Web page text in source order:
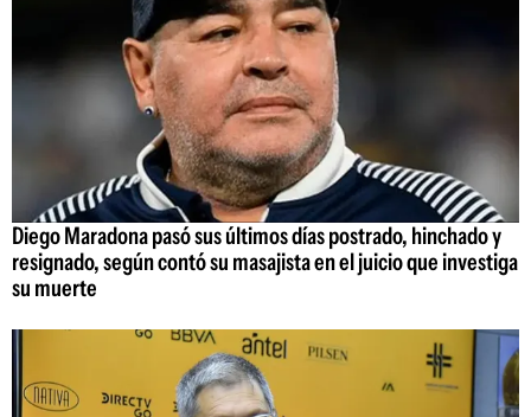
Diego Maradona pasó sus últimos días postrado, hinchado y
resignado, según contó su masajista en el juicio que investiga
su muerte